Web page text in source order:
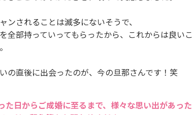
ンされることは滅多にないそうで、
全部持っていってもらったから、これからは良い
の直後に出会ったのが、今の旦那さんです！笑
た日からご成婚に至るまで、様々な思い出があっ